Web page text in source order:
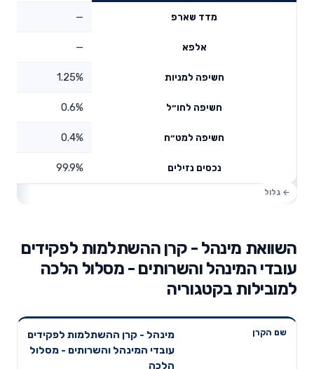
מדד שארפ —
אלפא —
חשיפה למניות 1.25%
חשיפה לחו״ל 0.6%
חשיפה למט״ח 0.4%
נכסים נזילים 99.9%
השוואת מינהל - קרן ההשתלמות לפקידים
עובדי המינהל והשרותים - מסלול הלכה
למובילות בקטגוריה
שנתית 3
תשואה
שנתית 5
דמי ניהול
שנתיים
מינהל - קרן ההשתלמות לפקידים
עובדי המינהל והשרותים - מסלול
הלכה